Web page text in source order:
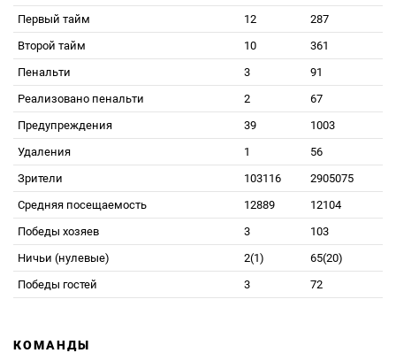
Первый тайм
12
287
Второй тайм
10
361
Пенальти
3
91
Реализовано пенальти
2
67
Предупреждения
39
1003
Удаления
1
56
Зрители
103116
2905075
Средняя посещаемость
12889
12104
Победы хозяев
3
103
Ничьи (нулевые)
2(1)
65(20)
Победы гостей
3 72
КОМАНДЫ